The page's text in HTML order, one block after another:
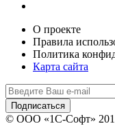
О проекте
Правила
Политика
Карта сайта
© ООО «1С-Софт»